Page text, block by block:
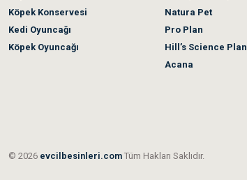
Köpek Konservesi
Kedi Oyuncağı
Köpek Oyuncağı
Natura Pet
Pro Plan
Hill’s Science Plan
Acana
© 2026 evcilbesinleri.com Tüm Hakları Saklıdır.